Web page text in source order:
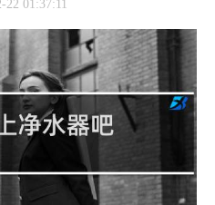
22 01:37:11